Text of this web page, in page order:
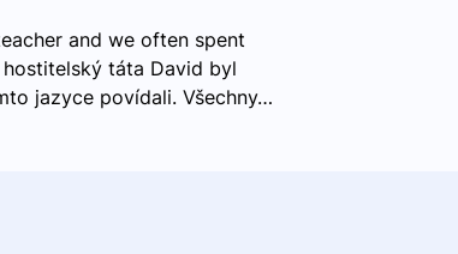
and we often spent
táta David byl
jazyce povídali. Všechny…